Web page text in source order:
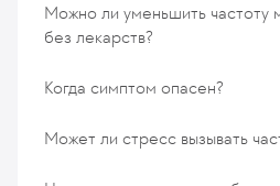
Коваленко Алексей
17 ноября 2025
17 ноября 2025
17 ноября 2025
Можно ли уменьшить частоту
без лекарств?
Когда симптом опасен?
Может ли стресс вызывать